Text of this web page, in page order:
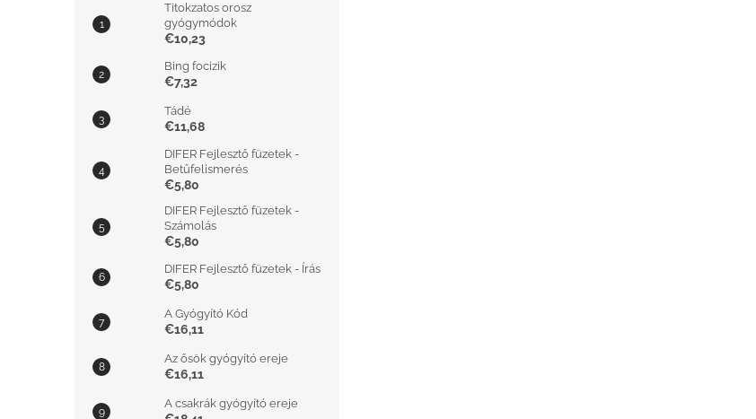
Titokzatos orosz
gyógymódok
€10,23
Bing focizik
€7,32
Tádé
€11,68
DIFER Fejlesztő füzetek -
Betűfelismerés
€5,80
DIFER Fejlesztő füzetek -
Számolás
€5,80
DIFER Fejlesztő füzetek - Írás
€5,80
A Gyógyító Kód
€16,11
Az ősök gyógyító ereje
€16,11
A csakrák gyógyító ereje